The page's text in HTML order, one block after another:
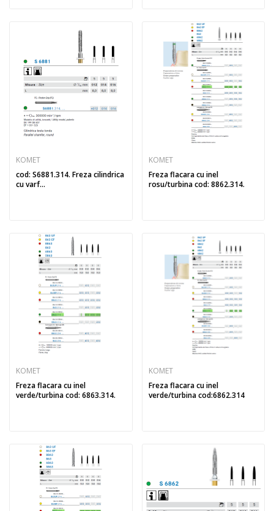
KOMET
cod: S6881.314. Freza cilindrica
cu varf...
KOMET
Freza flacara cu inel
rosu/turbina cod: 8862.314.
KOMET
Freza flacara cu inel
verde/turbina cod: 6863.314.
KOMET
Freza flacara cu inel
verde/turbina cod:6862.314